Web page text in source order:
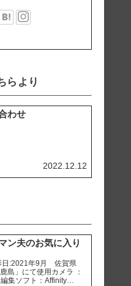
らより
わせ
2022.12.12
ン夫のお気に入り
日:2021年9月 佐賀県
島」にて使用カメラ ：
集ソフト：Affinity